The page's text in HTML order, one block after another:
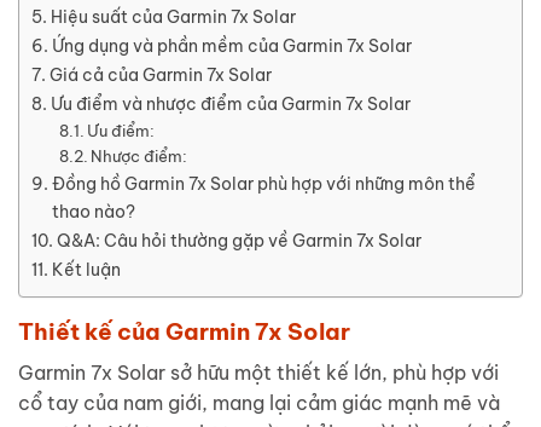
Hiệu suất của Garmin 7x Solar
Ứng dụng và phần mềm của Garmin 7x Solar
Giá cả của Garmin 7x Solar
Ưu điểm và nhược điểm của Garmin 7x Solar
Ưu điểm:
Nhược điểm:
Đồng hồ Garmin 7x Solar phù hợp với những môn thể
thao nào?
Q&A: Câu hỏi thường gặp về Garmin 7x Solar
Kết luận
Thiết kế của Garmin 7x Solar
Garmin 7x Solar sở hữu một thiết kế lớn, phù hợp với
cổ tay của nam giới, mang lại cảm giác mạnh mẽ và